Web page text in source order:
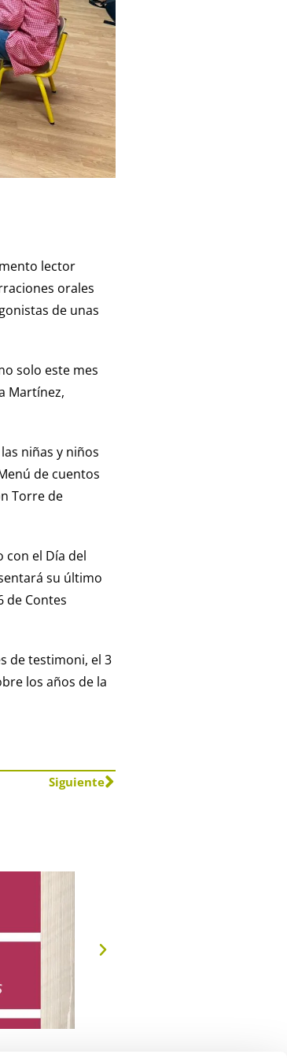
lector
orales
de unas
solo este mes
Martínez,
niñas y niños
de cuentos
Torre de
con el Día del
su último
de Contes
de testimoni, el 3
los años de la
Siguiente